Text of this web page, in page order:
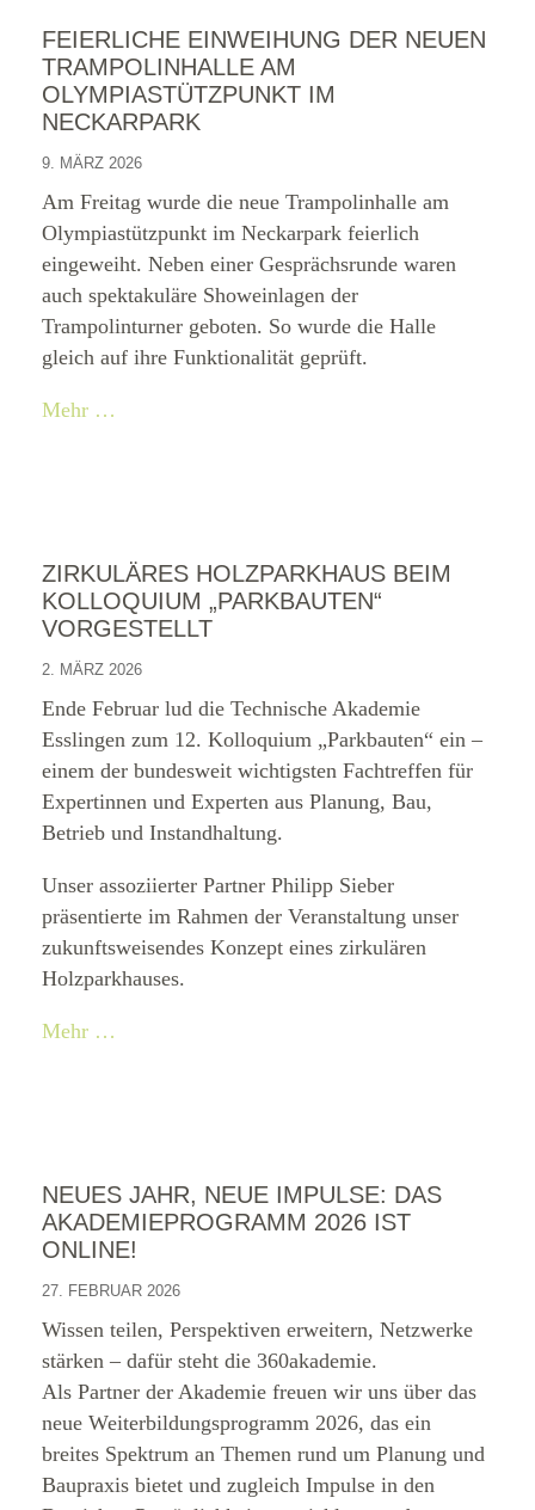
FEIERLICHE EINWEIHUNG DER NEUEN
TRAMPOLINHALLE AM
OLYMPIASTÜTZPUNKT IM
NECKARPARK
9. MÄRZ 2026
Am Freitag wurde die neue Trampolinhalle am
Olympiastützpunkt im Neckarpark feierlich
eingeweiht. Neben einer Gesprächsrunde waren
auch spektakuläre Showeinlagen der
Trampolinturner geboten. So wurde die Halle
gleich auf ihre Funktionalität geprüft.
Mehr …
ZIRKULÄRES HOLZPARKHAUS BEIM
KOLLOQUIUM „PARKBAUTEN“
VORGESTELLT
2. MÄRZ 2026
Ende Februar lud die Technische Akademie
Esslingen zum 12. Kolloquium „Parkbauten“ ein –
einem der bundesweit wichtigsten Fachtreffen für
Expertinnen und Experten aus Planung, Bau,
Betrieb und Instandhaltung.
Unser assoziierter Partner Philipp Sieber
präsentierte im Rahmen der Veranstaltung unser
zukunftsweisendes Konzept eines zirkulären
Holzparkhauses.
Mehr …
NEUES JAHR, NEUE IMPULSE: DAS
AKADEMIEPROGRAMM 2026 IST
ONLINE!
27. FEBRUAR 2026
Wissen teilen, Perspektiven erweitern, Netzwerke
stärken – dafür steht die 360akademie.
Als Partner der Akademie freuen wir uns über das
neue Weiterbildungsprogramm 2026, das ein
breites Spektrum an Themen rund um Planung und
Baupraxis bietet und zugleich Impulse in den